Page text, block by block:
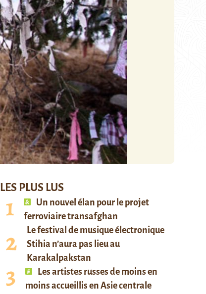
LES PLUS LUS
Un nouvel élan pour le projet
ferroviaire transafghan
Le festival de musique électronique
Stihia n’aura pas lieu au
Karakalpakstan
Les artistes russes de moins en
moins accueillis en Asie centrale